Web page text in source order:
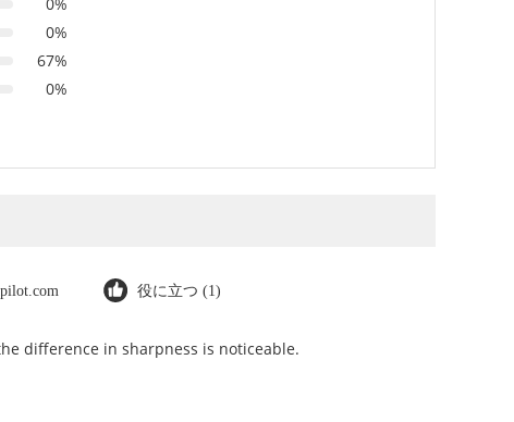
0%
67%
0%
役に立つ (1)
difference in sharpness is noticeable.